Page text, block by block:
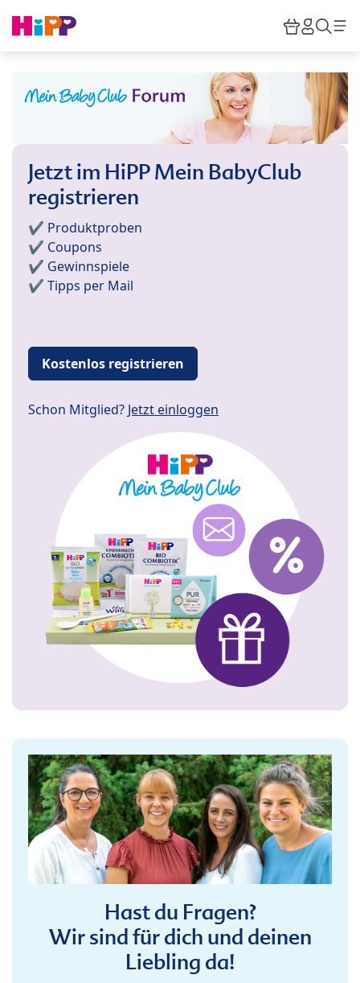
HiPP
Jetzt im HiPP Mein BabyClub
registrieren
✔️ Produktproben
✔️ Coupons
✔️ Gewinnspiele
✔️ Tipps per Mail
Kostenlos registrieren
Schon Mitglied? Jetzt einloggen
Hast du Fragen?
Wir sind für dich und deinen
Liebling da!